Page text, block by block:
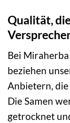
Qualität,
Bei
beziehen
Anbietern,
Die Samen
getrocknet